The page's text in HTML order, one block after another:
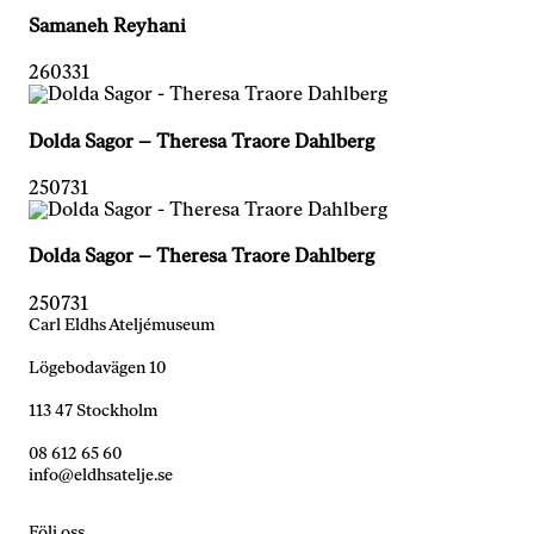
Samaneh Reyhani
260331
Dolda Sagor – Theresa Traore Dahlberg
250731
Dolda Sagor – Theresa Traore Dahlberg
250731
Carl Eldhs Ateljémuseum
Lögebodavägen 10
113 47 Stockholm
08 612 65 60
info@eldhsatelje.se
Genom att dela
med dig av dina
intressen och ditt
beteende när du
chansen att få se
personligt
anpassat innehåll
och erbjudanden.